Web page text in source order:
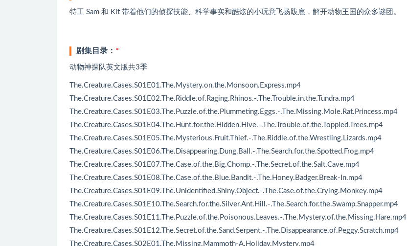
特工 Sam 和 Kit 带着他们的侦探技能、科学事实和酷炫的小玩意飞扬跋扈，解开动物王国的众多谜团。
剧集目录： *
动物神探队英文版共3季
The.Creature.Cases.S01E01.The.Mystery.on.the.Monsoon.Express.mp4
The.Creature.Cases.S01E02.The.Riddle.of.Raging.Rhinos.-.The.Trouble.in.the.Tundra.mp4
The.Creature.Cases.S01E03.The.Puzzle.of.the.Plummeting.Eggs.-.The.Missing.Mole.Rat.Princess.mp4
The.Creature.Cases.S01E04.The.Hunt.for.the.Hidden.Hive.-.The.Trouble.of.the.Toppled.Trees.mp4
The.Creature.Cases.S01E05.The.Mysterious.Fruit.Thief.-.The.Riddle.of.the.Wrestling.Lizards.mp4
The.Creature.Cases.S01E06.The.Disappearing.Dung.Ball.-.The.Search.for.the.Spotted.Frog.mp4
The.Creature.Cases.S01E07.The.Case.of.the.Big.Chomp.-.The.Secret.of.the.Salt.Cave.mp4
The.Creature.Cases.S01E08.The.Case.of.the.Blue.Bandit.-.The.Honey.Badger.Break-In.mp4
The.Creature.Cases.S01E09.The.Unidentified.Shiny.Object.-.The.Case.of.the.Crying.Monkey.mp4
The.Creature.Cases.S01E10.The.Search.for.the.Silver.Ant.Hill.-.The.Search.for.the.Swamp.Snapper.mp4
The.Creature.Cases.S01E11.The.Puzzle.of.the.Poisonous.Leaves.-.The.Mystery.of.the.Missing.Hare.mp4
The.Creature.Cases.S01E12.The.Secret.of.the.Sand.Serpent.-.The.Disappearance.of.Peggy.Scratch.mp4
The.Creature.Cases.S02E01.The.Missing.Mammoth-A.Holiday.Mystery.mp4